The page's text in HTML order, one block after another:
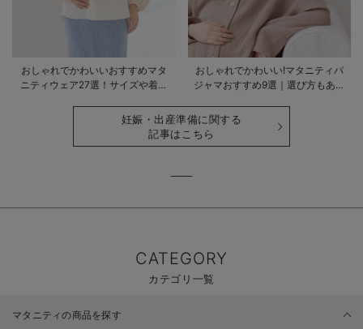
おしゃれでかわいいおすすめマタ
ニティウェア27選！サイズや着る
おしゃれでかわいい!マタニティパ
ジャマおすすめ9選｜選び方もあわ
妊娠・出産準備に関する
記事はこちら
CATEGORY
カテゴリ一覧
マタニティの商品を探す